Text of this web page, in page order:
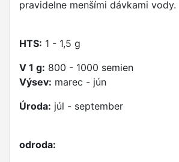
pravidelne menšími dávkami vody.
HTS: 1 - 1,5 g
V 1 g: 800 - 1000 semien
Výsev: marec - jún
Úroda: júl - september
odroda: